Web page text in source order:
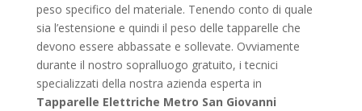
peso specifico del materiale. Tenendo conto di quale
sia l’estensione e quindi il peso delle tapparelle che
devono essere abbassate e sollevate. Ovviamente
durante il nostro sopralluogo gratuito, i tecnici
specializzati della nostra azienda esperta in
Tapparelle Elettriche Metro San Giovanni